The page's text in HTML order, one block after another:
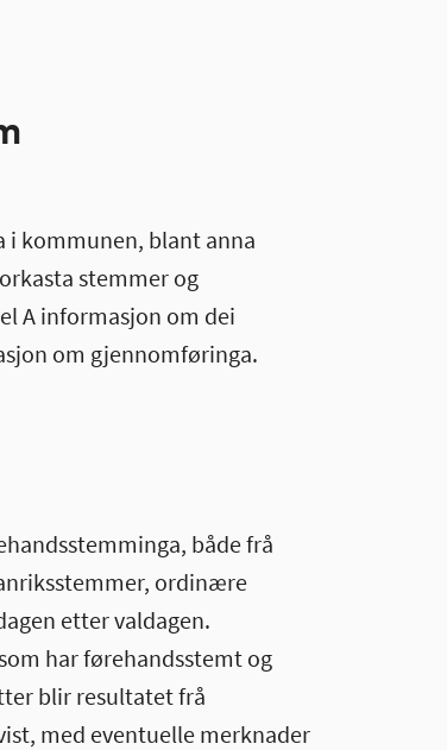
i kommunen, blant anna
stemmer og
A informasjon om dei
om gjennomføringa.
både frå
ordinære
etter valdagen.
har førehandsstemt og
blir resultatet frå
med eventuelle merknader